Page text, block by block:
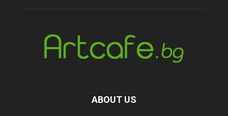
ABOUT US